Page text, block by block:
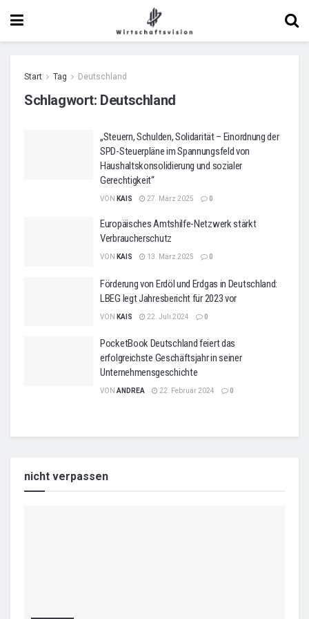
Start Tag Deutschland
Schlagwort: Deutschland
„Steuern, Schulden, Solidarität – Einordnung der
SPD-Steuerpläne im Spannungsfeld von
Haushaltskonsolidierung und sozialer
Gerechtigkeit“
VON KAIS 27. März 2025 0
Europäisches Amtshilfe-Netzwerk stärkt
Verbraucherschutz
VON KAIS 13. März 2025 0
Förderung von Erdöl und Erdgas in Deutschland:
LBEG legt Jahresbericht für 2023 vor
VON KAIS 22. Juli 2024 0
PocketBook Deutschland feiert das
erfolgreichste Geschäftsjahr in seiner
Unternehmensgeschichte
VON ANDREA 22. Februar 2024 0
nicht verpassen